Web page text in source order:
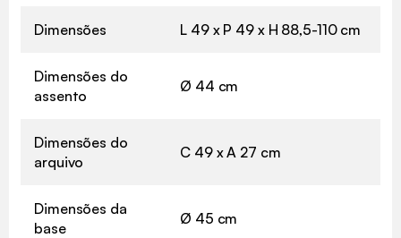
Dimensões L 49 x P 49 x H 88,5-110 cm
Dimensões do
assento
Ø 44 cm
Dimensões do
arquivo
C 49 x A 27 cm
Dimensões da
base
Ø 45 cm